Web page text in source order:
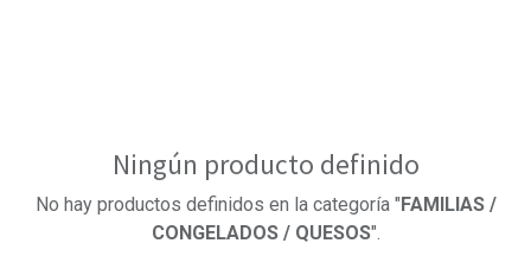
Ningún producto definido
No hay productos definidos en la categoría " FAMILIAS /
CONGELADOS / QUESOS".